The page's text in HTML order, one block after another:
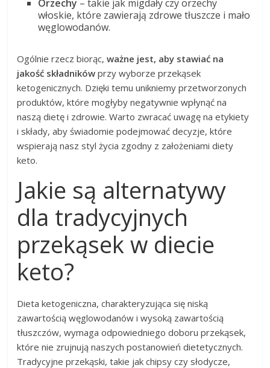
Orzechy – takie jak migdały czy orzechy
włoskie, które zawierają zdrowe tłuszcze i mało
węglowodanów.
Ogólnie rzecz biorąc,ważne jest, aby stawiać na
jakość składników przy wyborze przekąsek
ketogenicznych. Dzięki temu unikniemy przetworzonych
produktów, które mogłyby negatywnie wpłynąć na
naszą dietę i zdrowie. Warto zwracać uwagę na etykiety
i składy, aby świadomie podejmować decyzje, które
wspierają nasz styl życia zgodny z założeniami diety
keto.
Jakie są alternatywy
dla tradycyjnych
przekąsek w diecie
keto?
Dieta ketogeniczna, charakteryzująca się niską
zawartością węglowodanów i wysoką zawartością
tłuszczów, wymaga odpowiedniego doboru przekąsek,
które nie zrujnują naszych postanowień dietetycznych.
Tradycyjne przekąski, takie jak chipsy czy słodycze,